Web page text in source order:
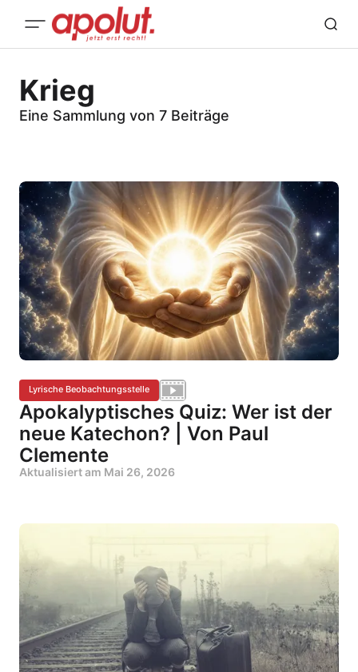
Krieg
Eine Sammlung von 7 Beiträge
Lyrische Beobachtungsstelle
Apokalyptisches Quiz: Wer ist der
neue Katechon? | Von Paul
Clemente
Aktualisiert am Mai 26, 2026